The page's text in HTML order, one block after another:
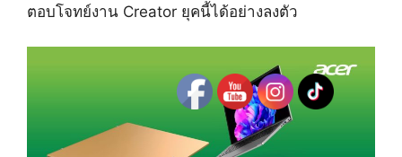
ตอบโจทย์งาน Creator ยุคนี้ได้อย่างลงตัว